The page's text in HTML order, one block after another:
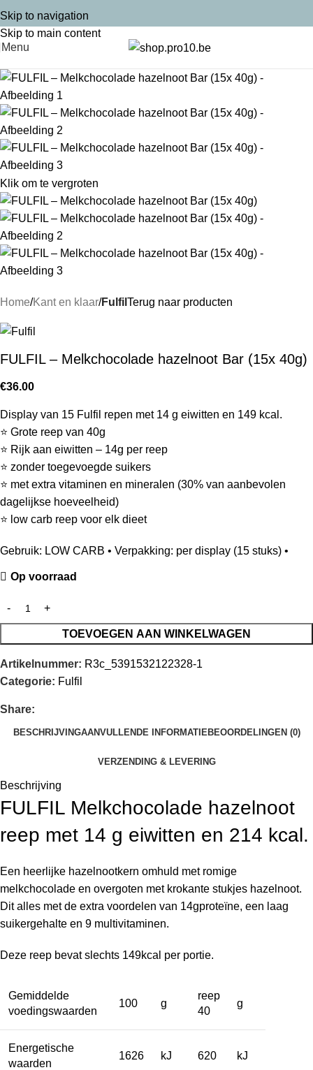
Skip to navigation
Skip to main content
Menu
Klik om te vergroten
Home Kant en klaar Fulfil Terug naar producten
FULFIL – Melkchocolade hazelnoot Bar (15x 40g)
€36.00
Display van 15 Fulfil repen met 14 g eiwitten en 149 kcal.
⭐ Grote reep van 40g
⭐ Rijk aan eiwitten – 14g per reep
⭐ zonder toegevoegde suikers
⭐ met extra vitaminen en mineralen (30% van aanbevolen
dagelijkse hoeveelheid)
⭐ low carb reep voor elk dieet
Gebruik: LOW CARB • Verpakking: per display (15 stuks) •
Op voorraad
TOEVOEGEN AAN WINKELWAGEN
Artikelnummer: R3c_5391532122328-1
Categorie: Fulfil
Share:
BESCHRIJVINGAANVULLENDE INFORMATIEBEOORDELINGEN (0)
VERZENDING & LEVERING
Beschrijving
FULFIL Melkchocolade hazelnoot
reep met 14 g eiwitten en 214 kcal.
Een heerlijke hazelnootkern omhuld met romige
melkchocolade en overgoten met krokante stukjes hazelnoot.
Dit alles met de extra voordelen van 14gproteïne, een laag
suikergehalte en 9 multivitaminen.
Deze reep bevat slechts 149kcal per portie.
Gemiddelde
voedingswaarden
100 g
reep
40
g
Energetische
waarden
1626 kJ 620 kJ